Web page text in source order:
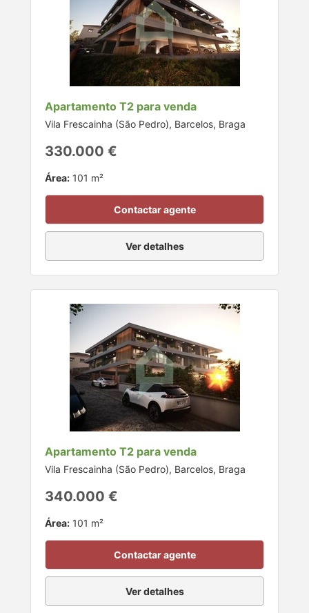
Apartamento T2 para venda
Vila Frescainha (São Pedro), Barcelos, Braga
330.000 €
Área: 101 m²
Contactar agente
Ver detalhes
Apartamento T2 para venda
Vila Frescainha (São Pedro), Barcelos, Braga
340.000 €
Área: 101 m²
Contactar agente
Ver detalhes